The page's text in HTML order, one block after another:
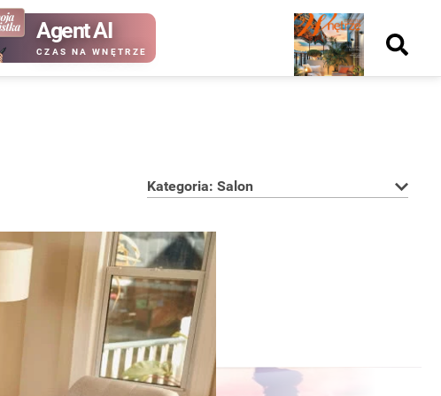
Agent AI
CZAS NA WNĘTRZE
Nowy
numer
Kategoria: Salon